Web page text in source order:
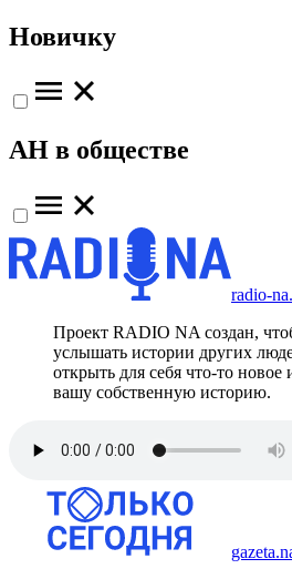
Новичку
АН в обществе
radio-
Проект RADIO NA создан,
услышать истории других
открыть для себя что-то
вашу собственную историю.